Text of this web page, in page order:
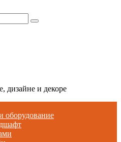
дизайне и декоре
оборудование